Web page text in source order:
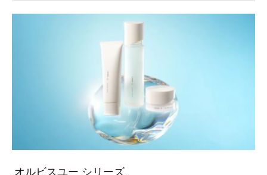
オルビスユー シリーズ